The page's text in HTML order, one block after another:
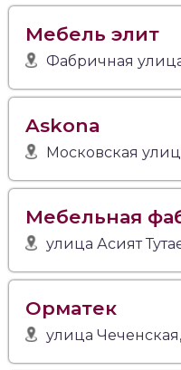
Мебель элит
Фабричная
Askona
Московская
Мебельная
улица Асият
Орматек
улица Чеченская,